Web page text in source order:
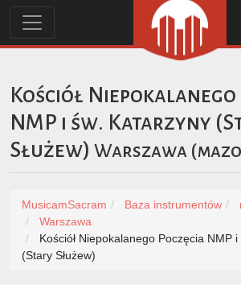
Kościół Niepokalanego
NMP i św. Katarzyny
Służew) Warszawa (
MusicamSacram Baza instrumentów
Warszawa
Kościół Niepokalanego Poczęcia NMP
(Stary Służew)